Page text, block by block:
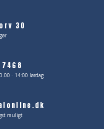
30
- 14:00 lørdag
muligt